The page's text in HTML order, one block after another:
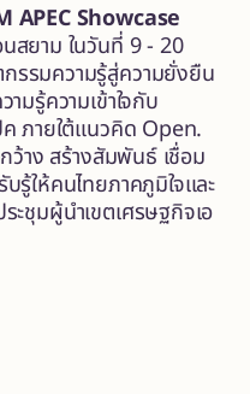
APEC Showcase
สยาม ในวันที่ 9 - 20
รรมความรู้สู่ความยั่งยืน
มรู้ความเข้าใจกับ
ค ภายใต้แนวคิด Open.
าง สร้างสัมพันธ์ เชื่อม
รู้ให้คนไทยภาคภูมิใจและ
ะชุมผู้นำเขตเศรษฐกิจเอ